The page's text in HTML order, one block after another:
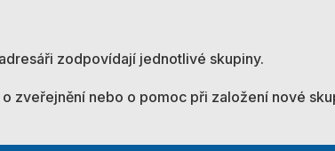
zodpovídají jednotlivé skupiny.
zveřejnění nebo o pomoc při založení nové